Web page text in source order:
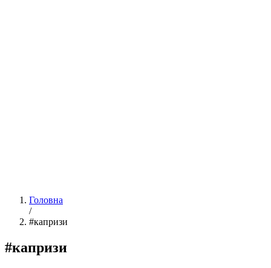
Головна
/
#капризи
#капризи